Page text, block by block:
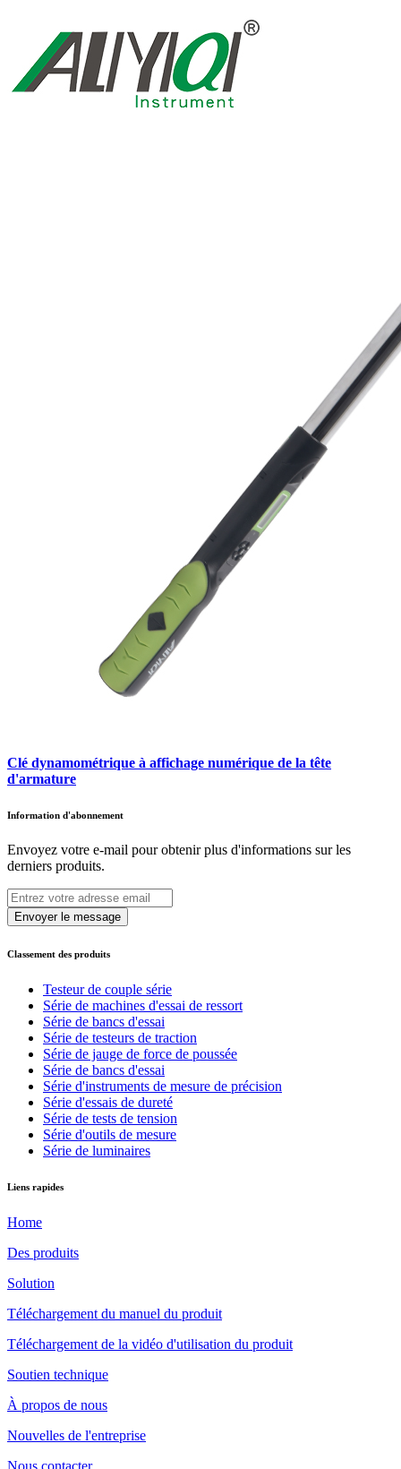
Clé dynamométrique à affichage numérique de la tête
d'armature
Information d'abonnement
Envoyez votre e-mail pour obtenir plus d'informations sur les
derniers produits.
Envoyer le message
Classement des produits
Testeur de couple série
Série de machines d'essai de ressort
Série de bancs d'essai
Série de testeurs de traction
Série de jauge de force de poussée
Série de bancs d'essai
Série d'instruments de mesure de précision
Série d'essais de dureté
Série de tests de tension
Série d'outils de mesure
Série de luminaires
Liens rapides
Home
Des produits
Solution
Téléchargement du manuel du produit
Téléchargement de la vidéo d'utilisation du produit
Soutien technique
À propos de nous
Nouvelles de l'entreprise